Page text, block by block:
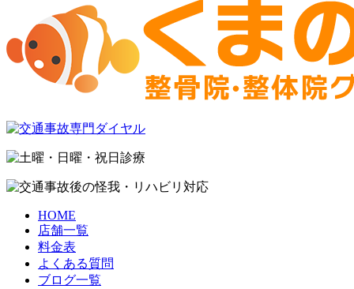
HOME
店舗一覧
料金表
よくある質問
ブログ一覧